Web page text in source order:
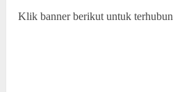
Klik banner berikut untuk